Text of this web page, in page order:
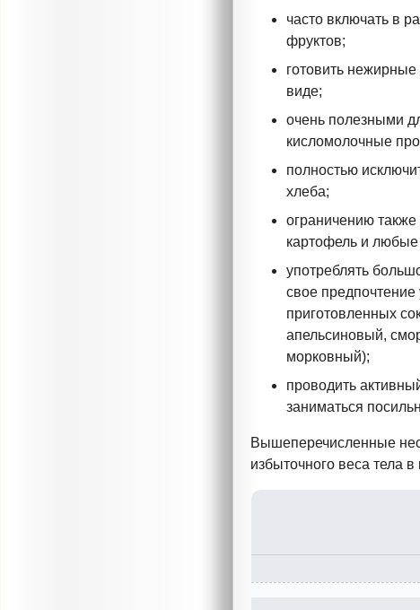
часто включать в
фруктов;
готовить
виде;
очень полезными
кисломолочные
полностью
хлеба;
ограничению
картофель и любые
употреблять
свое
приготовленных
апельсиновый,
морковный);
проводить
заниматься
Вышеперечисленные
избыточного веса тела в